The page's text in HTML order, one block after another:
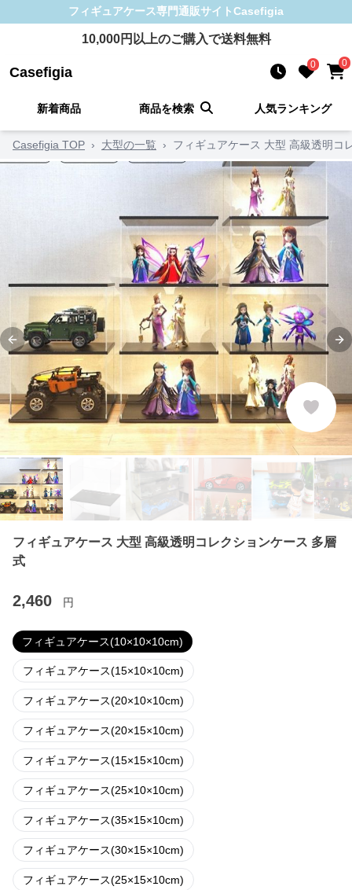
フィギュアケース専門通販サイトCasefigia
10,000円以上のご購入で送料無料
Casefigia 0 0
新着商品 商品を検索 人気ランキング
Casefigia TOP › 大型の一覧 › フィギュアケース 大型 高級透明コ
Previous slide
フィギュアケース 大型 高級透明コレクションケース 多層
式
2,460 円
フィギュアケース(10×10×10cm)
フィギュアケース(15×10×10cm)
フィギュアケース(20×10×10cm)
フィギュアケース(20×15×10cm)
フィギュアケース(15×15×10cm)
フィギュアケース(25×10×10cm)
フィギュアケース(35×15×10cm)
フィギュアケース(30×15×10cm)
フィギュアケース(25×15×10cm)